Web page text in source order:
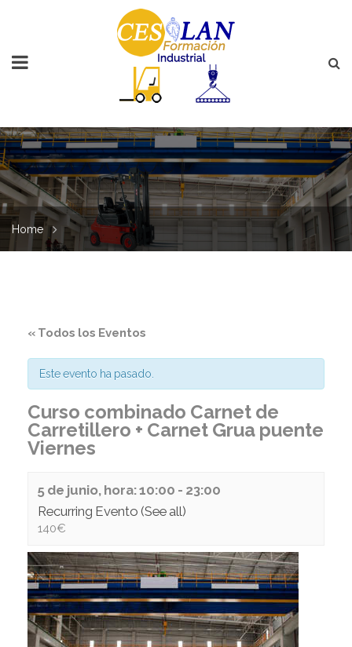
Home
« Todos los Eventos
Este evento ha pasado.
Curso combinado Carnet de
Carretillero + Carnet Grua puente
Viernes
5 de junio, hora: 10:00 - 23:00
Recurring Evento (See all)
140€